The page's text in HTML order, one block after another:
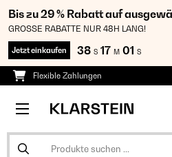
Bis zu 29 % Rabatt auf
GROSSE RABATTE NUR 48H LANG!
Jetzt einkaufen 38 S 17 M 00 S
Flexible Zahlungen